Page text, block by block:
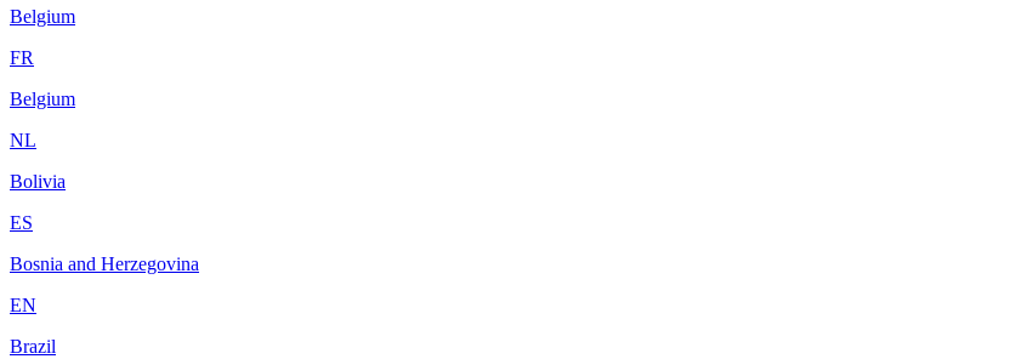
Belgium
FR
Belgium
NL
Bolivia
ES
Bosnia and Herzegovina
EN
Brazil